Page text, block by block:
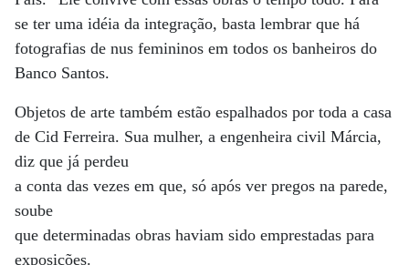
se ter uma idéia da integração, basta lembrar que há
fotografias de nus femininos em todos os banheiros do
Banco Santos.
Objetos de arte também estão espalhados por toda a casa
de Cid Ferreira. Sua mulher, a engenheira civil Márcia,
diz que já perdeu
a conta das vezes em que, só após ver pregos na parede,
soube
que determinadas obras haviam sido emprestadas para
exposições.